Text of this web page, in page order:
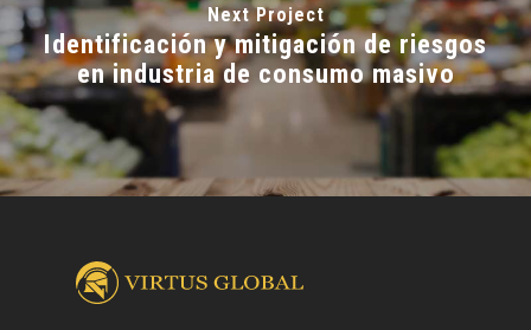
Next Project
Identificación y mitigación de riesgos
en industria de consumo masivo